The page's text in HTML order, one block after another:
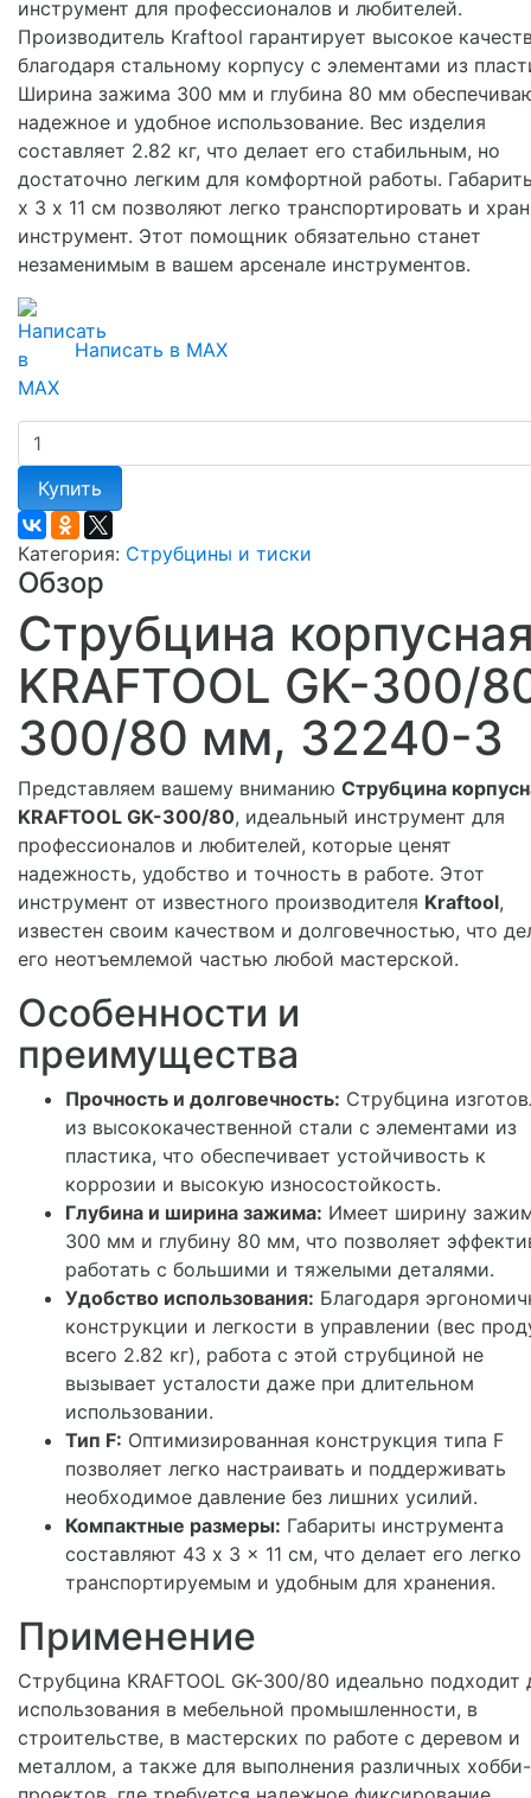
инструмент для профессионалов и любителей.
Производитель Kraftool гарантирует высокое
благодаря стальному корпусу с элементами из
Ширина зажима 300 мм и глубина 80 мм
надежное и удобное использование. Вес изделия
составляет 2.82 кг, что делает его стабильным, но
достаточно легким для комфортной работы.
х 3 х 11 см позволяют легко транспортировать и
инструмент. Этот помощник обязательно станет
незаменимым в вашем арсенале инструментов.
Написать в MAX
Купить
Категория: Струбцины и тиски
Обзор
Струбцина
KRAFTOOL GK-300/
300/80 мм, 32240-3
Представляем вашему вниманию Струбцина
KRAFTOOL GK-300/80, идеальный инструмент для
профессионалов и любителей, которые ценят
надежность, удобство и точность в работе. Этот
инструмент от известного производителя Kraftool,
известен своим качеством и долговечностью, что
его неотъемлемой частью любой мастерской.
Особенности и
преимущества
Прочность и долговечность: Струбцина
из высококачественной стали с элементами из
пластика, что обеспечивает устойчивость к
коррозии и высокую износостойкость.
Глубина и ширина зажима: Имеет ширину
300 мм и глубину 80 мм, что позволяет
работать с большими и тяжелыми деталями.
Удобство использования: Благодаря
конструкции и легкости в управлении (вес
всего 2.82 кг), работа с этой струбциной не
вызывает усталости даже при длительном
использовании.
Тип F: Оптимизированная конструкция типа F
позволяет легко настраивать и поддерживать
необходимое давление без лишних усилий.
Компактные размеры: Габариты инструмента
составляют 43 x 3 x 11 см, что делает его легко
транспортируемым и удобным для хранения.
Применение
Струбцина KRAFTOOL GK-300/80 идеально подходит
использования в мебельной промышленности, в
строительстве, в мастерских по работе с деревом и
металлом, а также для выполнения различных хобби-